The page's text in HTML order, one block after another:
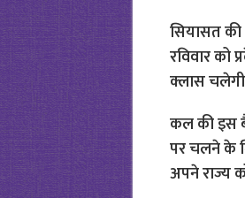
सियासत की
रविवार को
क्लास
कल की इस
पर चलने के
अपने राज्य